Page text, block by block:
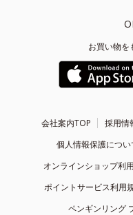
お買い物を
会社案内TOP 採用情
個人情報保護につい
オンラインショップ利
ポイントサービス利用
ペンギンリング